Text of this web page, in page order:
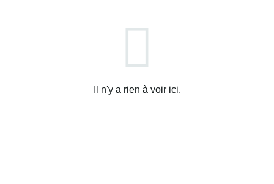
Il n'y a rien à voir ici.